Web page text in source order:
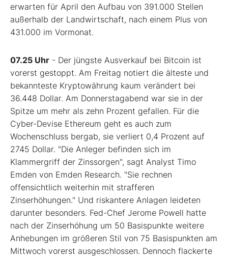
erwarten für April den Aufbau von 391.000 Stellen
außerhalb der Landwirtschaft, nach einem Plus von
431.000 im Vormonat.
07.25 Uhr - Der jüngste Ausverkauf bei Bitcoin ist
vorerst gestoppt. Am Freitag notiert die älteste und
bekannteste Kryptowährung kaum verändert bei
36.448 Dollar. Am Donnerstagabend war sie in der
Spitze um mehr als zehn Prozent gefallen. Für die
Cyber-Devise Ethereum geht es auch zum
Wochenschluss bergab, sie verliert 0,4 Prozent auf
2745 Dollar. "Die Anleger befinden sich im
Klammergriff der Zinssorgen", sagt Analyst Timo
Emden von Emden Research. "Sie rechnen
offensichtlich weiterhin mit strafferen
Zinserhöhungen." Und riskantere Anlagen leideten
darunter besonders. Fed-Chef Jerome Powell hatte
nach der Zinserhöhung um 50 Basispunkte weitere
Anhebungen im größeren Stil von 75 Basispunkten am
Mittwoch vorerst ausgeschlossen. Dennoch flackerte